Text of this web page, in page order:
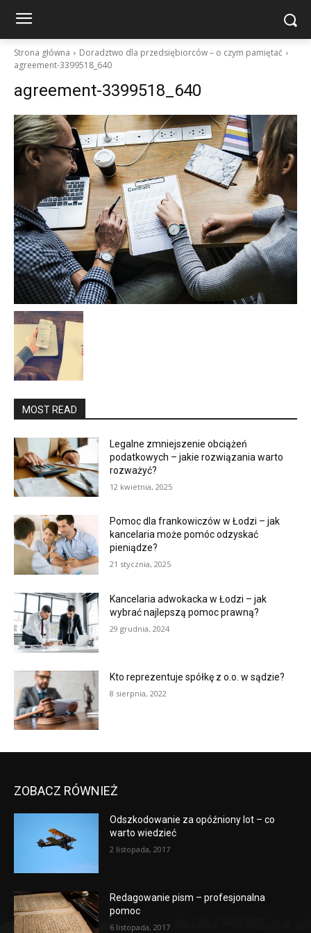
Strona główna
Doradztwo dla przedsiębiorców – o czym pamiętać
agreement-3399518_640
agreement-3399518_640
MOST READ
Legalne zmniejszenie obciążeń
podatkowych – jakie rozwiązania warto
rozważyć?
12 kwietnia, 2025
Pomoc dla frankowiczów w Łodzi – jak
kancelaria może pomóc odzyskać
pieniądze?
21 stycznia, 2025
Kancelaria adwokacka w Łodzi – jak
wybrać najlepszą pomoc prawną?
29 grudnia, 2024
Kto reprezentuje spółkę z o.o. w sądzie?
8 sierpnia, 2022
ZOBACZ RÓWNIEŻ
Odszkodowanie za opóźniony lot – co
warto wiedzieć
2 listopada, 2017
Redagowanie pism – profesjonalna
pomoc
6 listopada, 2017